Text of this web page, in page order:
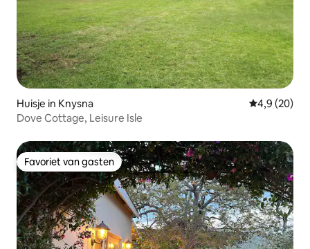
Huisje in Knysna Gemiddelde
4,9 (20)
Dove Cottage, Leisure Isle
Favoriet van gasten
Favoriet van gasten